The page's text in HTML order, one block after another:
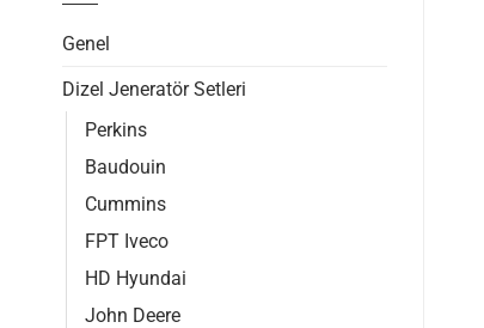
Genel
Dizel Jeneratör Setleri
Perkins
Baudouin
Cummins
FPT Iveco
HD Hyundai
John Deere